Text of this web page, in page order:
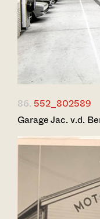
86. 552_802589
Garage Jac. v.d.